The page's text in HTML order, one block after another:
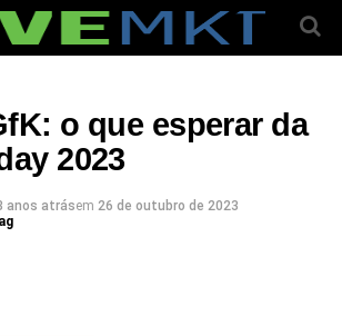
o que esperar da
2023
anos atrásem 26 de outubro de 2023